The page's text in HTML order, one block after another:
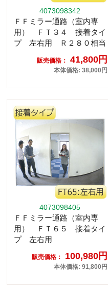
4073098342
ＦＦミラー通路（室内専
用） ＦＴ３４ 接着タイ
プ 左右用 Ｒ２８０相当
販売価格： 41,800円
本体価格: 38,000円
4073098405
ＦＦミラー通路（室内専
用） ＦＴ６５ 接着タイ
プ 左右用
販売価格： 100,980円
本体価格: 91,800円